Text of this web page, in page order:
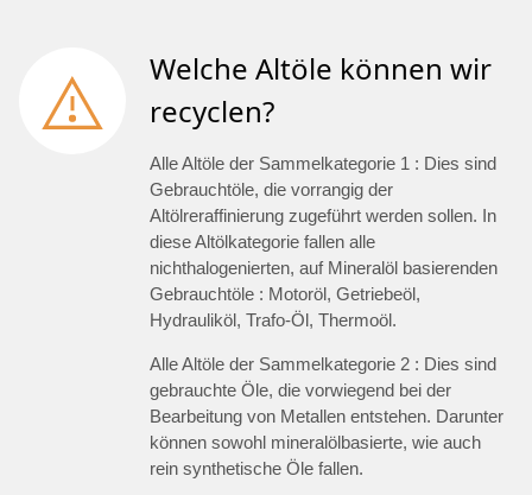
Welche Altöle können wir
recyclen?
Alle Altöle der Sammelkategorie 1 : Dies sind
Gebrauchtöle, die vorrangig der
Altölreraffinierung zugeführt werden sollen. In
diese Altölkategorie fallen alle
nichthalogenierten, auf Mineralöl basierenden
Gebrauchtöle : Motoröl, Getriebeöl,
Hydrauliköl, Trafo-Öl, Thermoöl.
Alle Altöle der Sammelkategorie 2 : Dies sind
gebrauchte Öle, die vorwiegend bei der
Bearbeitung von Metallen entstehen. Darunter
können sowohl mineralölbasierte, wie auch
rein synthetische Öle fallen.